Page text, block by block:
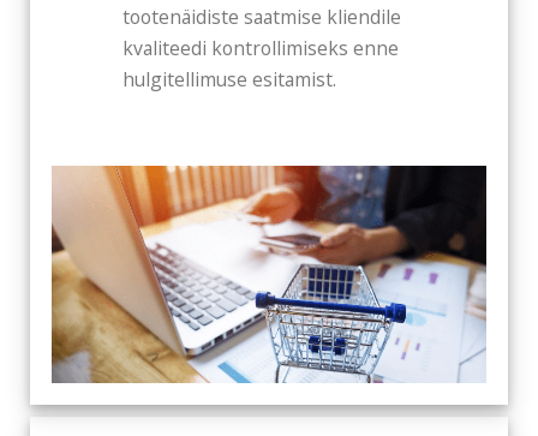
tootenäidiste saatmise kliendile
kvaliteedi kontrollimiseks enne
hulgitellimuse esitamist.